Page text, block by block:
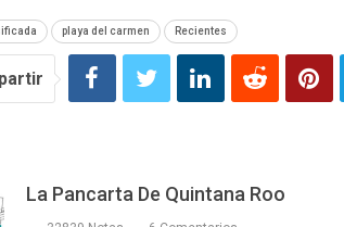
playa del carmen Recientes
La Pancarta De Quintana Roo